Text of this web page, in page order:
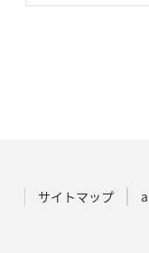
サイトマップ